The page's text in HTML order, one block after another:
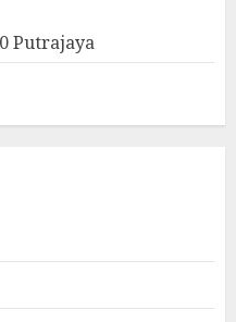
Putrajaya